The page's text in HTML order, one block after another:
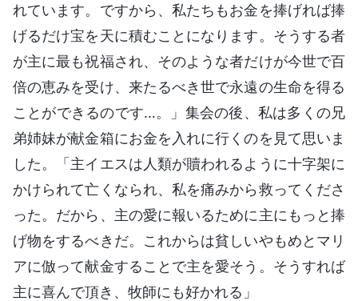
れています。ですから、私たちもお金を捧げれば捧
げるだけ宝を天に積むことになります。そうする者
が主に最も祝福され、そのような者だけが今世で百
倍の恵みを受け、来たるべき世で永遠の生命を得る
ことができるのです…。」集会の後、私は多くの兄
弟姉妹が献金箱にお金を入れに行くのを見て思いま
した。「主イエスは人類が贖われるように十字架に
かけられて亡くなられ、私を痛みから救ってくださ
った。だから、主の愛に報いるために主にもっと捧
げ物をするべきだ。これからは貧しいやもめとマリ
アに倣って献金することで主を愛そう。そうすれば
主に喜んで頂き、牧師にも好かれる」